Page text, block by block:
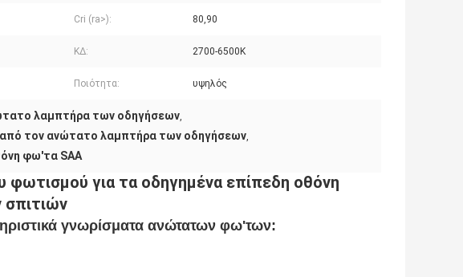
Cri (ra>): 80,90
ΚΔ: 2700-6500K
Ποιότητα: υψηλός
λαμπτήρα των οδηγήσεων
τον ανώτατο λαμπτήρα των οδηγήσεων
φω'τα SAA
για τα οδηγημένα επίπεδη οθόνη
γνωρίσματα ανώτατων φω'των: